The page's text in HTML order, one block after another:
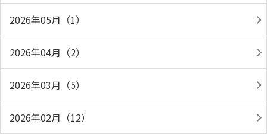
2026年05月（1）
2026年04月（2）
2026年03月（5）
2026年02月（12）